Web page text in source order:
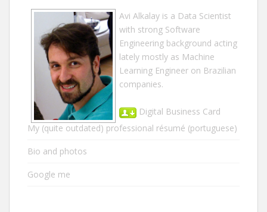
Avi Alkalay is a Data Scientist
with strong Software
Engineering background acting
lately mostly as Machine
Learning Engineer on Brazilian
companies.
Digital Business Card
My (quite outdated) professional résumé (portuguese)
Bio and photos
Google me